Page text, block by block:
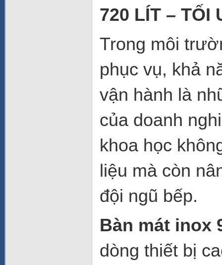
720 LÍT – TỐI
Trong môi
phục vụ, khả
vận hành là
của doanh
khoa học
liệu mà còn
đội ngũ bếp.
Bàn mát inox
dòng thiết bị